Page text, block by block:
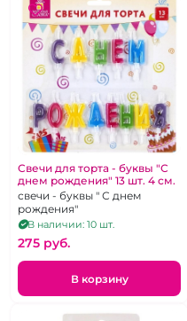
Свечи для торта - буквы "С
днем рождения" 13 шт. 4 см.
свечи - буквы " С днем
рождения"
В наличии: 10 шт.
275 pуб.
В корзину